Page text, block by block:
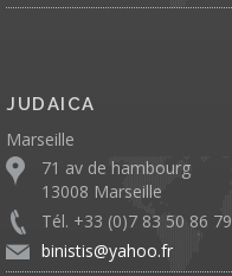
JUDAICA
Marseille
71 av de hambourg
13008 Marseille
Tél. +33 (0)7 83 50 86 79
binistis@yahoo.fr